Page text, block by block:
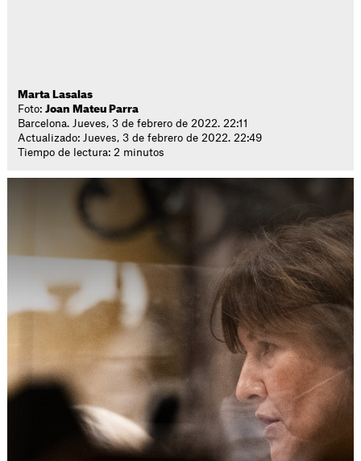
Marta Lasalas
Foto:Joan Mateu Parra
Barcelona. Jueves, 3 de febrero de 2022. 22:11
Actualizado: Jueves, 3 de febrero de 2022. 22:49
Tiempo de lectura: 2 minutos